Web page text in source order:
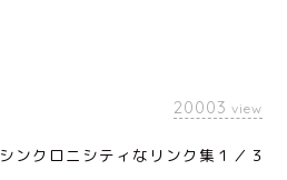
20003 view
シンクロニシティなリンク集１／３